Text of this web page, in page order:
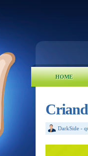
HOME
DarkSide -